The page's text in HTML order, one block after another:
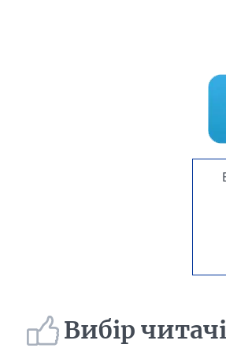
Вибір